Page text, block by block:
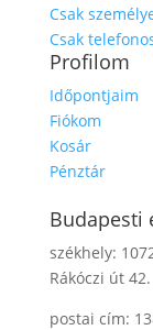
Csak
Csak
Profilom
Időpontjaim
Fiókom
Kosár
Pénztár
Budapesti
székhely:
Rákóczi út
postai cím: